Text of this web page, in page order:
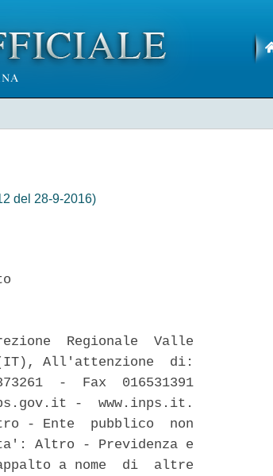
del 28-9-2016)
Regionale  Valle
(IT), All'attenzione  di:
-  Fax  016531391
-  www.inps.it.
- Ente  pubblico  non
Altro - Previdenza e
a nome  di  altre